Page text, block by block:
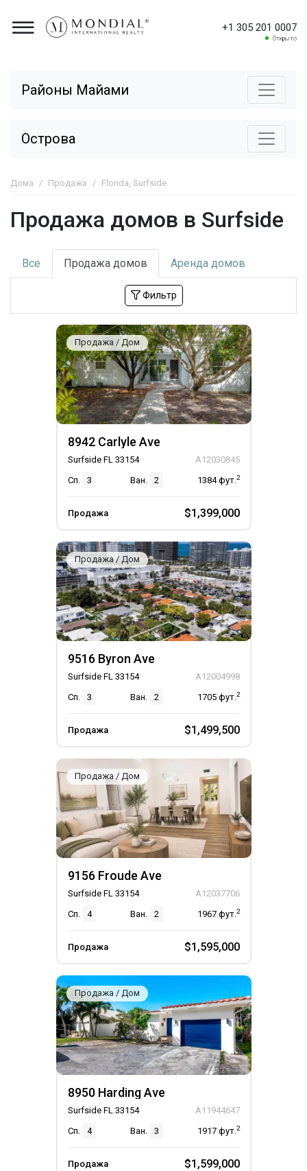
+1 305 201 0007
Открыто
Районы Майами
Острова
Дома Продажа Florida, Surfside
Продажа домов в Surfside
Все Продажа домов Аренда домов
Фильтр
Продажа / Дом
8942 Carlyle Ave
Surfside FL 33154
A12030845
Сп.
3 Ван. 2 1384фут.2
Продажа $1,399,000
Продажа / Дом
9516 Byron Ave
Surfside FL 33154
A12004998
Сп.
3 Ван. 2 1705 фут.2
Продажа $1,499,500
Продажа / Дом
9156 Froude Ave
Surfside FL 33154
A12037706
Сп.
4 Ван. 2 1967 фут.2
Продажа $1,595,000
Продажа / Дом
8950 Harding Ave
Surfside FL 33154
A11944647
Сп.
4 Ван. 3 1917 фут.2
Продажа $1,599,000